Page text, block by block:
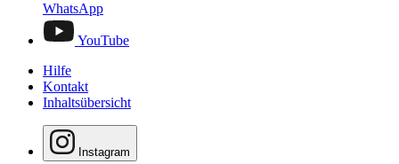
WhatsApp
YouTube
Hilfe
Kontakt
Inhaltsübersicht
Instagram